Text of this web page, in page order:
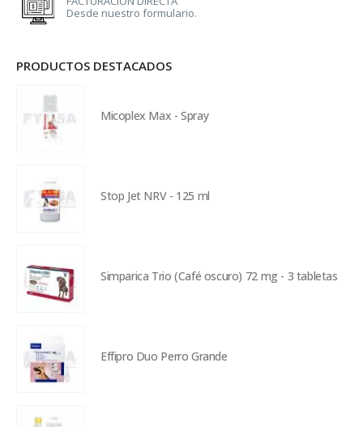
Desde nuestro formulario.
PRODUCTOS DESTACADOS
Micoplex Max - Spray
Stop Jet NRV - 125 ml
Simparica Trio (Café oscuro) 72 mg - 3 tabletas
Effipro Duo Perro Grande